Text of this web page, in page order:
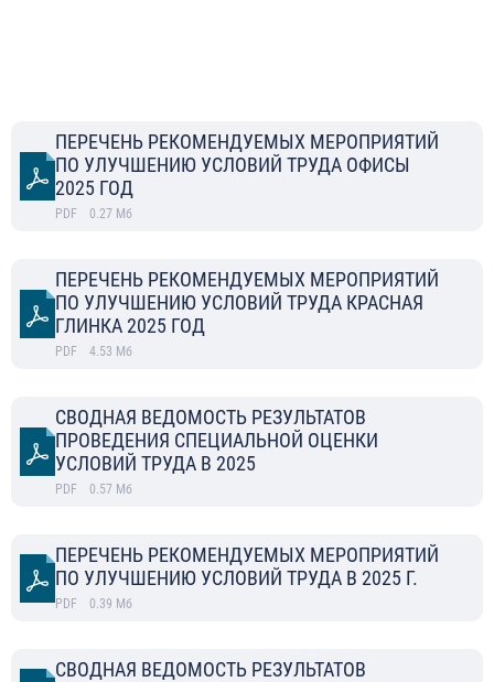
ПЕРЕЧЕНЬ РЕКОМЕНДУЕМЫХ МЕРОПРИЯТИЙ
ПО УЛУЧШЕНИЮ УСЛОВИЙ ТРУДА ОФИСЫ
2025 ГОД
PDF 0.27 Мб
ПЕРЕЧЕНЬ РЕКОМЕНДУЕМЫХ МЕРОПРИЯТИЙ
ПО УЛУЧШЕНИЮ УСЛОВИЙ ТРУДА КРАСНАЯ
ГЛИНКА 2025 ГОД
PDF 4.53 Мб
СВОДНАЯ ВЕДОМОСТЬ РЕЗУЛЬТАТОВ
ПРОВЕДЕНИЯ СПЕЦИАЛЬНОЙ ОЦЕНКИ
УСЛОВИЙ ТРУДА В 2025
PDF 0.57 Мб
ПЕРЕЧЕНЬ РЕКОМЕНДУЕМЫХ МЕРОПРИЯТИЙ
ПО УЛУЧШЕНИЮ УСЛОВИЙ ТРУДА В 2025 Г.
PDF 0.39 Мб
СВОДНАЯ ВЕДОМОСТЬ РЕЗУЛЬТАТОВ